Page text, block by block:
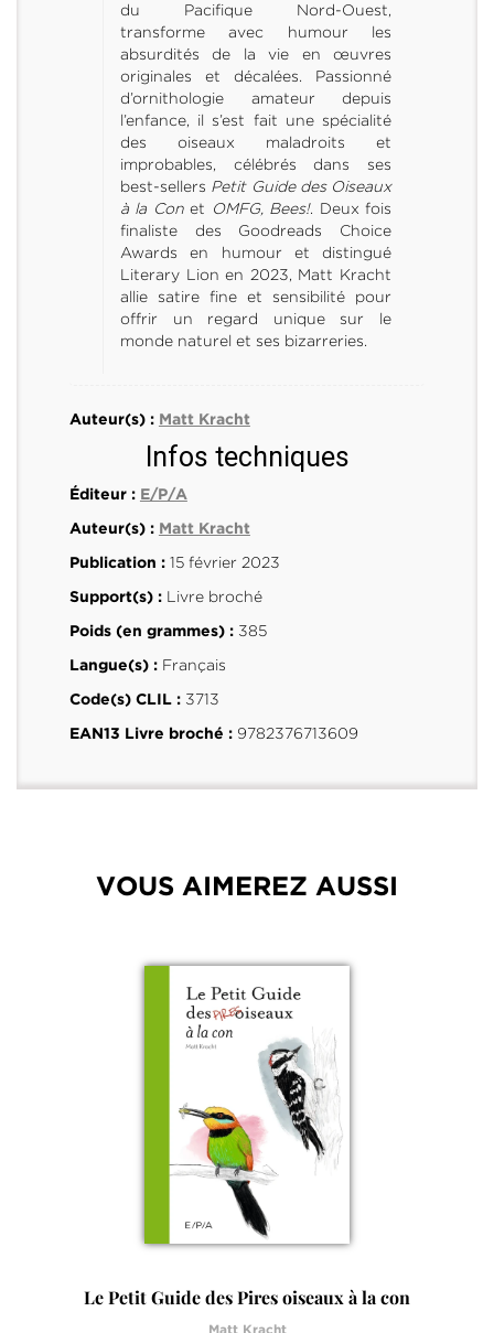
du Pacifique Nord-Ouest,
transforme avec humour les
absurdités de la vie en œuvres
originales et décalées. Passionné
d’ornithologie amateur depuis
l’enfance, il s’est fait une spécialité
des oiseaux maladroits et
improbables, célébrés dans ses
best-sellers Petit Guide des Oiseaux
à la Conet OMFG, Bees!. Deux fois
finaliste des Goodreads Choice
Awards en humour et distingué
Literary Lion en 2023, Matt Kracht
allie satire fine et sensibilité pour
offrir un regard unique sur le
monde naturel et ses bizarreries.
Auteur(s) : Matt Kracht
Infos techniques
Éditeur : E/P/A
Auteur(s) : Matt Kracht
Publication :15 février 2023
Support(s) :Livre broché
Poids (en grammes) :385
Langue(s) :Français
Code(s) CLIL :3713
EAN13 Livre broché :9782376713609
VOUS AIMEREZ AUSSI
Le Petit Guide des Pires oiseaux à la con
Matt Kracht